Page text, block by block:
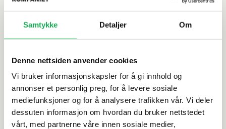
Samtykke Detaljer Om
Denne nettsiden anvender cookies
Vi bruker informasjonskapsler for å gi innhold og
annonser et personlig preg, for å levere sosiale
mediefunksjoner og for å analysere trafikken vår. Vi deler
dessuten informasjon om hvordan du bruker nettstedet
vårt, med partnerne våre innen sosiale medier,
Produktinformasjon
Spesifikasjoner
Rengjøring og vedlikehold
Leveringsinformasjon